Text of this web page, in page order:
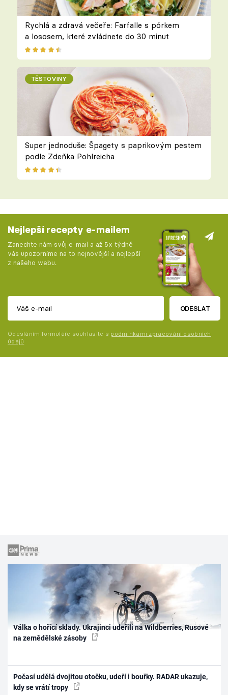
Rychlá a zdravá večeře: Farfalle s pórkem
a lososem, které zvládnete do 30 minut
TĚSTOVINY
Super jednoduše: Špagety s paprikovým pestem
podle Zdeňka Pohlreicha
Nejlepší recepty e-mailem
Zanechte nám svůj e-mail a až 5x týdně
vás upozorníme na to nejnovější a nejlepší
z našeho webu.
ODESLAT
Odesláním formuláře souhlasíte s podmínkami zpracování osobních
údajů
Válka o hořící sklady. Ukrajinci udeřili na Wildberries, Rusové
na zemědělské zásoby
Počasí udělá dvojitou otočku, udeří i bouřky. RADAR ukazuje,
kdy se vrátí tropy